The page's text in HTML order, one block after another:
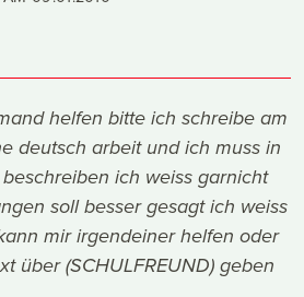
helfen bitte ich schreibe am
deutsch arbeit und ich muss in
ich weiss garnicht
soll besser gesagt ich weiss
mir irgendeiner helfen oder
über (SCHULFREUND) geben